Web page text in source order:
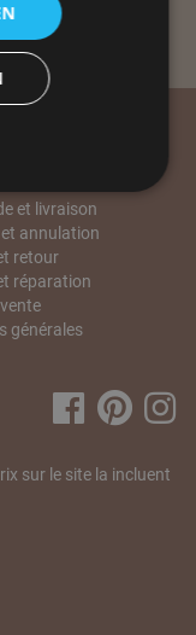
et livraison
annulation
retour
réparation
générales
sur le site la incluent